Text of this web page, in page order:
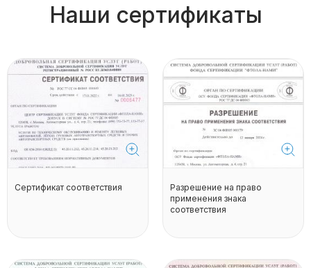
Наши сертификаты
Сертификат соответствия
Разрешение на право
применения знака
соответствия